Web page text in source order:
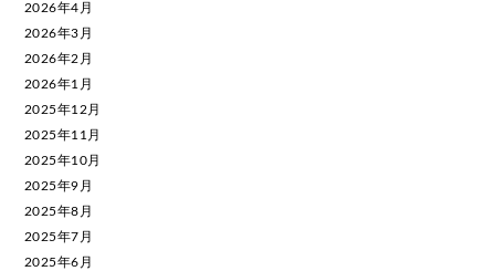
2026年4月
2026年3月
2026年2月
2026年1月
2025年12月
2025年11月
2025年10月
2025年9月
2025年8月
2025年7月
2025年6月